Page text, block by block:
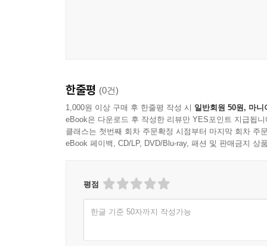
2년 뒤, 세계 멸망의 원인인 바이러스의 치료제가
한줄평 (0건)
1,000원 이상 구매 후 한줄평 작성 시 일반회원 50원, 마니
eBook은 다운로드 후 작성한 리뷰만 YES포인트 지급됩니
클래스는 첫번째 회차 주문확정 시점부터 마지막 회차 주
eBook 페이백, CD/LP, DVD/Blu-ray, 패션 및 판매금지 상
평점
한글 기준 50자까지 작성가능